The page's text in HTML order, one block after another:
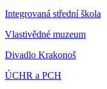
Integrovaná střední škola
Vlastivědné muzeum
Divadlo Krakonoš
ÚCHR a PCH